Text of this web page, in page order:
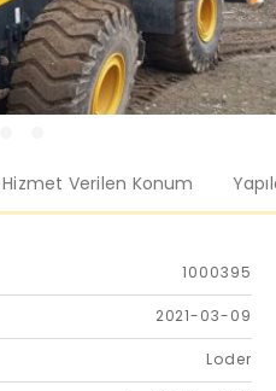
Hizmet Verilen Konum
1000395
2021-03-09
Loder